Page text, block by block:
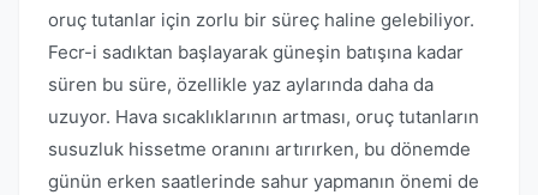
oruç tutanlar için zorlu bir süreç haline gelebiliyor.
Fecr-i sadıktan başlayarak güneşin batışına kadar
süren bu süre, özellikle yaz aylarında daha da
uzuyor. Hava sıcaklıklarının artması, oruç tutanların
susuzluk hissetme oranını artırırken, bu dönemde
günün erken saatlerinde sahur yapmanın önemi de